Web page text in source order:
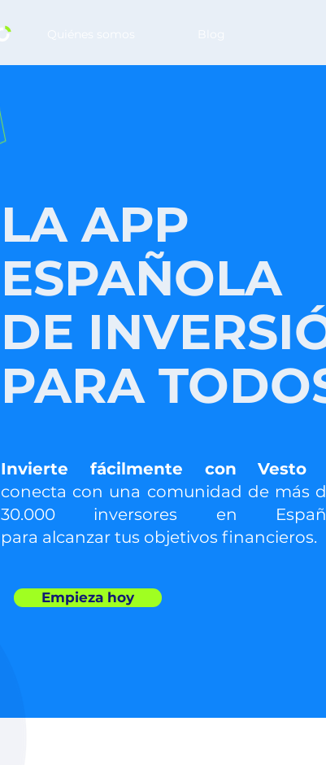
LA APP
ESPAÑOLA
DE
PARA
Invierte fácilmente con Vesto
conecta con una comunidad de más
30.000 inversores en
para alcanzar tus objetivos financieros.
Empieza hoy